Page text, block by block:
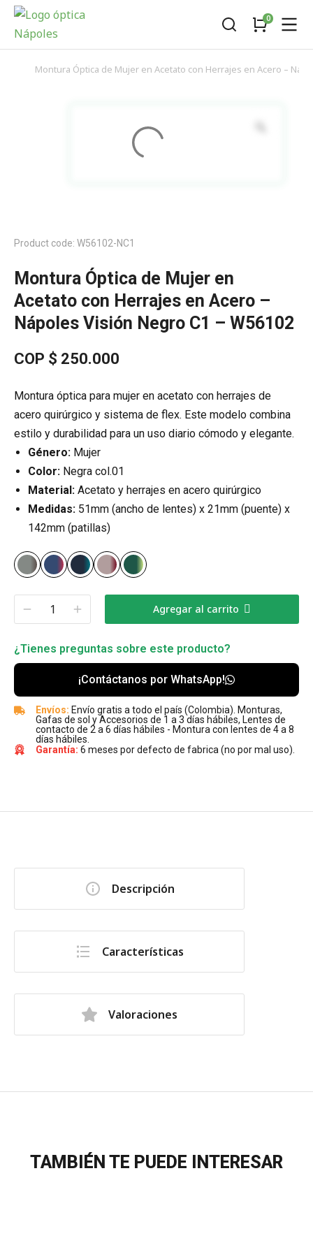
You are here:
Montura Óptica de Mujer en Acetato con Herrajes en Acero –
Product code: W56102-NC1
Montura Óptica de Mujer en
Acetato con Herrajes en Acero –
Nápoles Visión Negro C1 – W56102
COP $ 250.000
Montura óptica para mujer en acetato con herrajes de
acero quirúrgico y sistema de flex. Este modelo combina
estilo y durabilidad para un uso diario cómodo y elegante.
Género: Mujer
Color: Negra col.01
Material: Acetato y herrajes en acero quirúrgico
Medidas: 51mm (ancho de lentes) x 21mm (puente) x
142mm (patillas)
Agregar al carrito
¿Tienes preguntas sobre este producto?
¡Contáctanos por WhatsApp!
Envíos: Envío gratis a todo el país (Colombia). Monturas,
Gafas de sol y Accesorios de 1 a 3 días hábiles, Lentes de
contacto de 2 a 6 días hábiles - Montura con lentes de 4 a 8
días hábiles.
Garantía: 6 meses por defecto de fabrica (no por mal uso).
Descripción
Características
Valoraciones
TAMBIÉN TE PUEDE INTERESAR